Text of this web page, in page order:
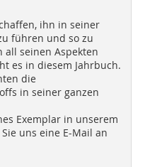
ihn in seiner
führen und so zu
all seinen Aspekten
es in diesem Jahrbuch.
die
in seiner ganzen
Exemplar in unserem
uns eine E-Mail an